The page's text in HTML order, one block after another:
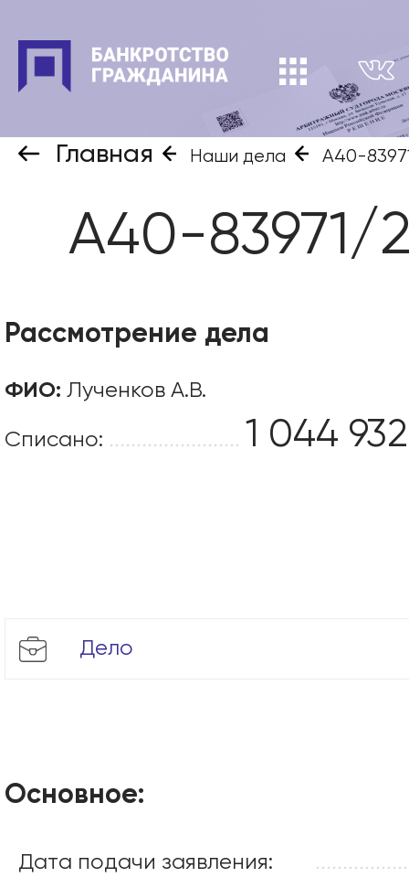
Главная Наши дела А40-
А40-83971/
Рассмотрение дела
ФИО: Лученков А.В.
Списано: ........................ 1 044
Дело
Основное:
Дата подачи заявления: